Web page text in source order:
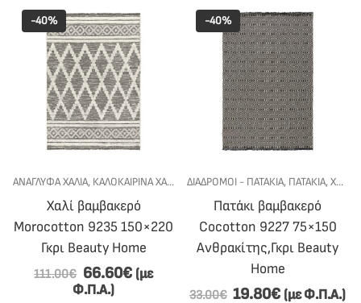
,ΧΑΛΙΑ
-40%
ΑΝΆΓΛΥΦΑ ΧΑΛΙΆ, ΚΑΛΟΚΑΙΡΙΝΑ ΧΑΛΙΑ ΧΑΛΙΑ
Χαλί βαμβακερό
Morocotton 9235 150×220
Γκρι Beauty Home
111.00€ 66.60€ (με
Φ.Π.Α.)
-40%
ΔΙΑΔΡΟΜΟΙ - ΠΑΤΑΚΙΑ, ΠΑΤΆΚΙΑ,ΧΑΛΙΑ
Πατάκι βαμβακερό
Cocotton 9227 75×150
Ανθρακίτης,Γκρι Beauty
Home
33.00€ 19.80€ (με Φ.Π.Α.)